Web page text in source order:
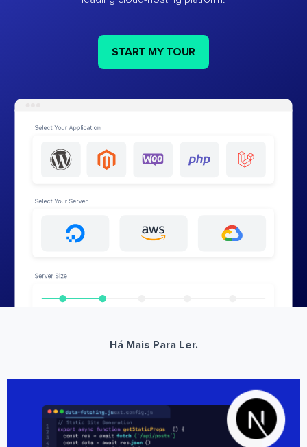
START MY TOUR
Há Mais Para Ler.